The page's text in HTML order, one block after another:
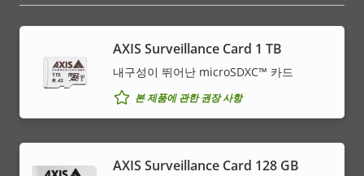
AXIS Surveillance Card 1 TB
내구성이 뛰어난 microSDXC™ 카드
본 제품에 관한 권장 사항
AXIS Surveillance Card 128 GB